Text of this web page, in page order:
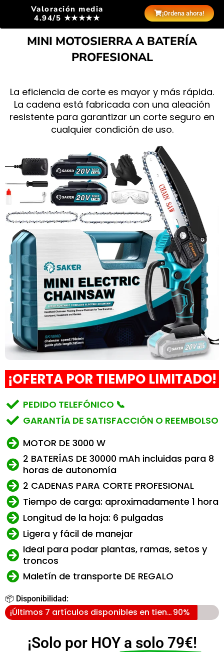
Valoración media
4.94/5 ★★★★★
¡Ordena ahora!
MINI MOTOSIERRA A BATERÍA
PROFESIONAL
La eficiencia de corte es mayor y más rápida.
La cadena está fabricada con una aleación
resistente para garantizar un corte seguro en
cualquier condición de uso.
¡OFERTA POR TIEMPO LIMITADO!
PEDIDO TELEFÓNICO 📞
GARANTÍA DE SATISFACCIÓN O REEMBOLSO
MOTOR DE 3000 W
2 BATERÍAS DE 30000 mAh incluidas para 8
horas de autonomía
2 CADENAS PARA CORTE PROFESIONAL
Tiempo de carga: aproximadamente 1 hora
Longitud de la hoja: 6 pulgadas
Ligera y fácil de manejar
Ideal para podar plantas, ramas, setos y
troncos
Maletín de transporte DE REGALO
📦 Disponibilidad:
¡Últimos 7 artículos disponibles en tienda!90%
¡Solo por HOY a solo 79€!